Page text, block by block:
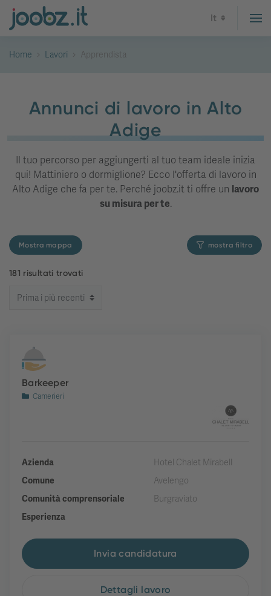
It
Home Lavori Apprendista
Annunci di lavoro in Alto
Adige
Il tuo percorso per aggiungerti al tuo team ideale inizia
qui! Mattiniero o dormiglione? Ecco l'offerta di lavoro in
Alto Adige che fa per te. Perché joobz.it ti offre un lavoro
su misura per te.
Mostra mappa mostra filtro
181 risultati trovati
Barkeeper
Camerieri
Azienda
Hotel Chalet Mirabell
Comune
Avelengo
Comunità comprensoriale
Burgraviato
Esperienza
Invia candidatura
Dettagli lavoro